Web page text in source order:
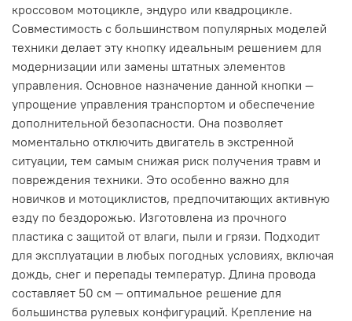
кроссовом мотоцикле, эндуро или квадроцикле.
Совместимость с большинством популярных моделей
техники делает эту кнопку идеальным решением для
модернизации или замены штатных элементов
управления. Основное назначение данной кнопки —
упрощение управления транспортом и обеспечение
дополнительной безопасности. Она позволяет
моментально отключить двигатель в экстренной
ситуации, тем самым снижая риск получения травм и
повреждения техники. Это особенно важно для
новичков и мотоциклистов, предпочитающих активную
езду по бездорожью. Изготовлена из прочного
пластика с защитой от влаги, пыли и грязи. Подходит
для эксплуатации в любых погодных условиях, включая
дождь, снег и перепады температур. Длина провода
составляет 50 см — оптимальное решение для
большинства рулевых конфигураций. Крепление на